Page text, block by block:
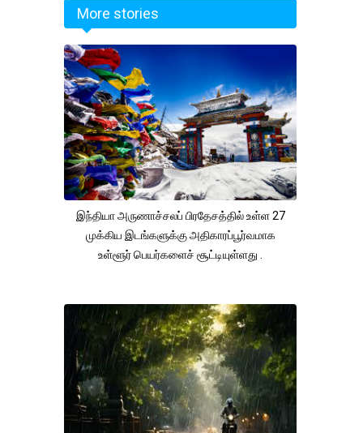
More stories
இந்தியா அருணாச்சலப் பிரதேசத்தில் உள்ள 27
முக்கிய இடங்களுக்கு அதிகாரப்பூர்வமாக
உள்ளூர் பெயர்களைச் சூட்டியுள்ளது .